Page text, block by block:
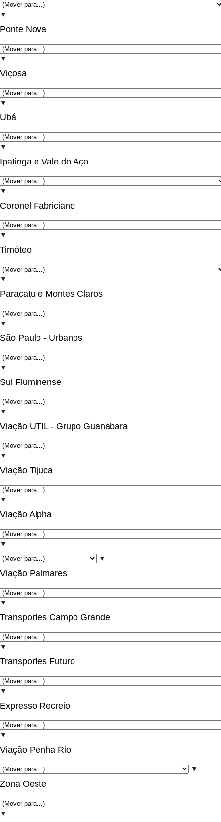
▼
Ponte Nova
▼
Viçosa
▼
Ubá
▼
Ipatinga e Vale do Aço
▼
Coronel Fabriciano
▼
Timóteo
▼
Paracatu e Montes Claros
▼
São Paulo - Urbanos
▼
Sul Fluminense
▼
Viação UTIL - Grupo Guanabara
▼
Viação Tijuca
▼
Viação Alpha
▼
▼
Viação Palmares
▼
Transportes Campo Grande
▼
Transportes Futuro
▼
Expresso Recreio
▼
Viação Penha Rio
▼
Zona Oeste
▼